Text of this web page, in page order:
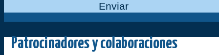
Enviar
Patrocinadores y colaboraciones